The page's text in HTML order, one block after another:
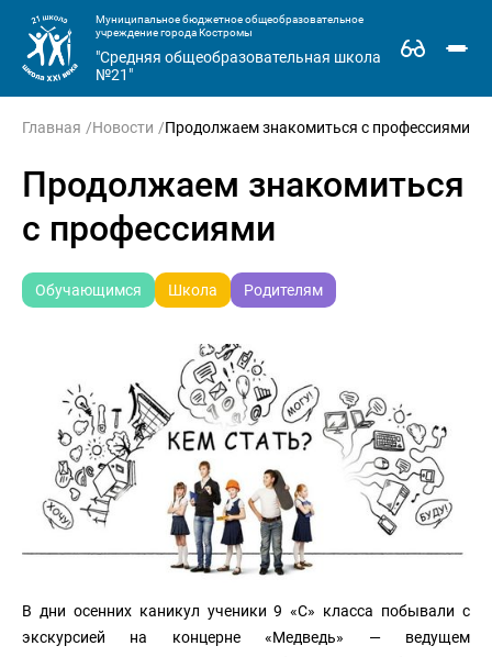
Муниципальное бюджетное общеобразовательное
учреждение города Костромы
"Средняя общеобразовательная школа
№21"
Главная Новости Продолжаем знакомиться с профессиями
Продолжаем знакомиться
с профессиями
Обучающимся Школа Родителям
В дни осенних каникул ученики 9 «С» класса побывали с
экскурсией на концерне «Медведь» — ведущем